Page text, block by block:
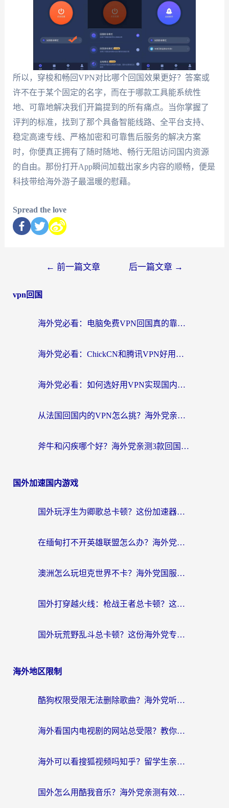
所以，穿梭和畅回VPN对比哪个回国效果更好？答案或
许不在于某个固定的名字，而在于哪款工具能系统性
地、可靠地解决我们开篇提到的所有痛点。当你掌握了
评判的标准，找到了那个具备智能线路、全平台支持、
稳定高速专线、严格加密和可靠售后服务的解决方案
时，你便真正拥有了随时随地、畅行无阻访问国内资源
的自由。那份打开App瞬间加载出家乡内容的顺畅，便是
科技带给海外游子最温暖的慰藉。
Spread the love
← 前一篇文章 后一篇文章 →
vpn回国
海外党必看：电脑免费VPN回国真的靠谱吗？附实测对比与最优方案指南
海外党必看：ChickCN和腾讯VPN好用吗？3招选对回国加速器，告别地区限制
海外党必看：如何选好用VPN实现国内资源无缝访问？从越南到全球都适用
从法国回国内的VPN怎么挑？海外党亲测：稳定、多端、安全才是关键
斧牛和闪疾哪个好？海外党亲测3款回国加速器，教你选到不踩坑的那一款
国外加速国内游戏
国外玩浮生为卿歌总卡顿？这份加速器选择指南帮你找回丝滑体验
在缅甸打不开英雄联盟怎么办？海外党亲测有效的国服游戏加速指南
澳洲怎么玩坦克世界不卡？海外党国服游戏加速终极指南（附逆战奇妙碰碰车解决方案）
国外打穿越火线：枪战王者总卡顿？这篇加速器推荐下载指南帮你解决延迟难题
国外玩荒野乱斗总卡顿？这份海外党专属的国服游戏加速攻略请收好
海外地区限制
酷狗权限受限无法删除歌曲？海外党听国内音乐的终极解决方案来了
海外看国内电视剧的网站总受限？教你选对回国加速器，轻松追热剧
海外可以看搜狐视频吗知乎？留学生亲测有效的回国加速器选择指南
国外怎么用酷我音乐？海外党亲测有效的回国加速方案，附千千音乐中文歌收听指南